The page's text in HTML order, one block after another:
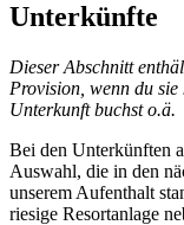
Unterkünfte
Dieser Abschnitt
Provision, wenn du
Unterkunft buchst o.ä.
Bei den Unterkünften
Auswahl, die in den
unserem Aufenthalt
riesige Resortanlage